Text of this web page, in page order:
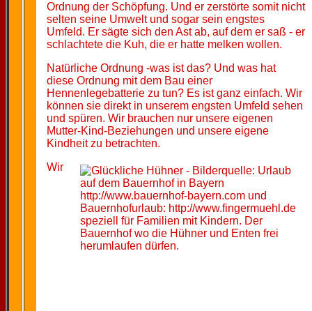
Ordnung der Schöpfung. Und er zerstörte somit nicht
selten seine Umwelt und sogar sein engstes
Umfeld. Er sägte sich den Ast ab, auf dem er saß - er
schlachtete die Kuh, die er hatte melken wollen.
Natürliche Ordnung -was ist das? Und was hat
diese Ordnung mit dem Bau einer
Hennenlegebatterie zu tun? Es ist ganz einfach. Wir
können sie direkt in unserem engsten Umfeld sehen
und spüren. Wir brauchen nur unsere eigenen
Mutter-Kind-Beziehungen und unsere eigene
Kindheit zu betrachten.
Wir